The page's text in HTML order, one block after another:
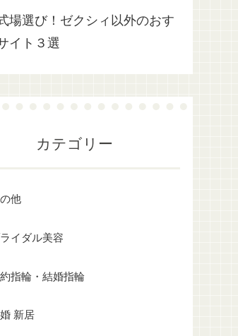
場選び！ゼクシィ以外のおす
イト３選
カテゴリー
他
イダル美容
指輪・結婚指輪
新居